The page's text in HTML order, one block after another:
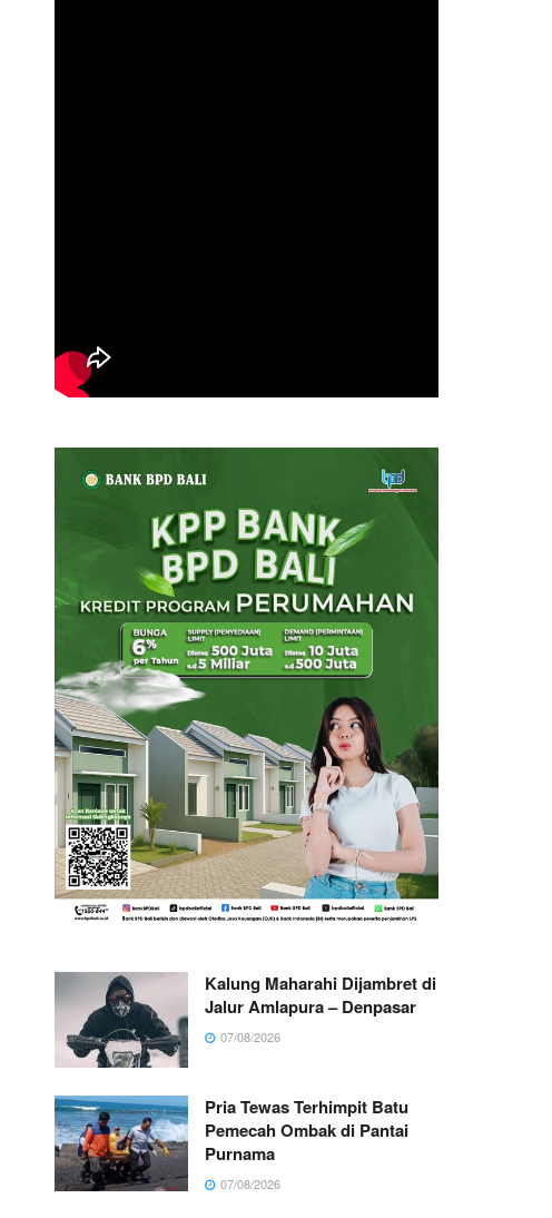
Kalung Maharahi Dijambret di
Jalur Amlapura – Denpasar
07/08/2026
Pria Tewas Terhimpit Batu
Pemecah Ombak di Pantai
Purnama
07/08/2026